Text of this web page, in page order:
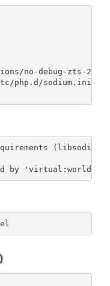
no-debug-zts-
php.d/sodium.ini
(libsodium